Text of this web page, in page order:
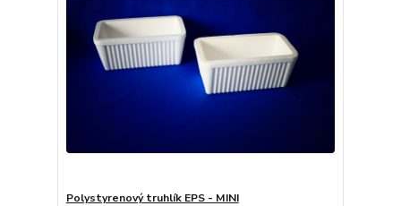
Polystyrenový truhlík EPS - MINI